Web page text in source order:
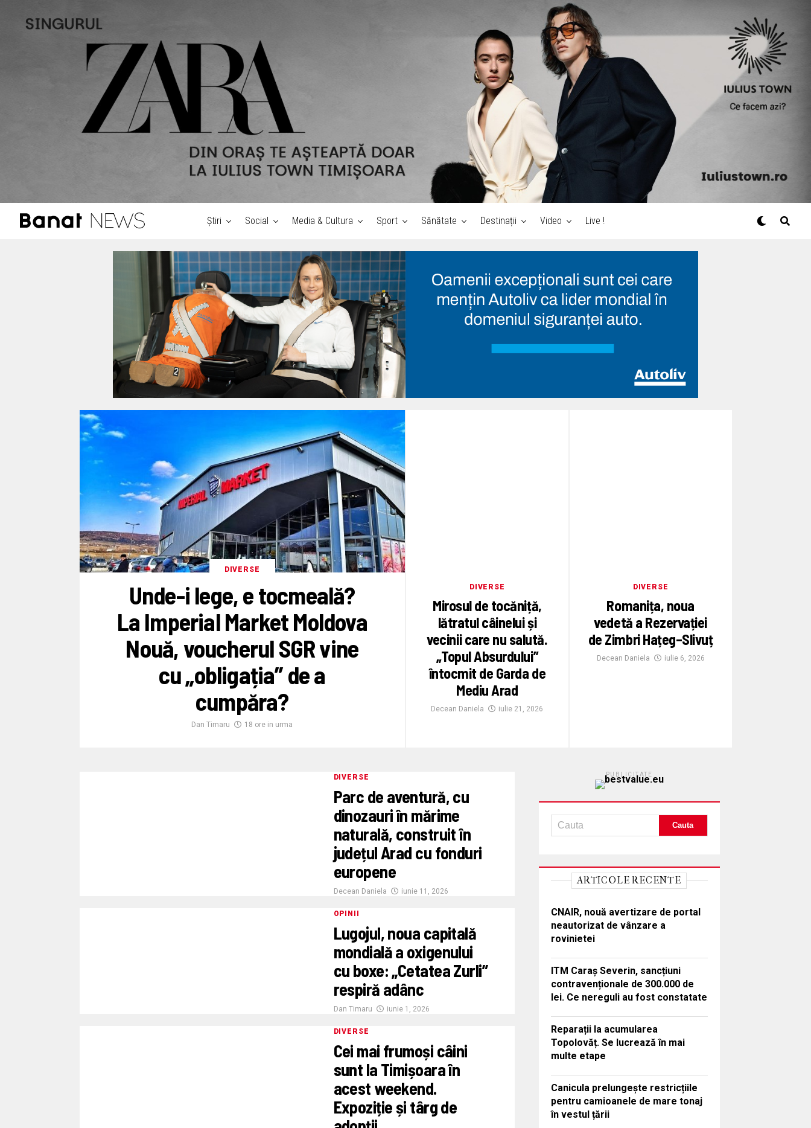
Știri Social Media & Cultura Sport Sănătate Destinații Video Live !
DIVERSE
Unde-i lege, e tocmeală?
La Imperial Market Moldova
Nouă, voucherul SGR vine
cu „obligația” de a
cumpăra?
Dan Timaru 18 ore in urma
DIVERSE
Mirosul de tocăniță,
lătratul câinelui și
vecinii care nu salută.
„Topul Absurdului”
întocmit de Garda de
Mediu Arad
Decean Daniela iulie 21, 2026
DIVERSE
Romanița, noua
vedetă a Rezervației
de Zimbri Hațeg–Slivuț
Decean Daniela iulie 6, 2026
DIVERSE
Parc de aventură, cu
dinozauri în mărime
naturală, construit în
județul Arad cu fonduri
europene
Decean Daniela iunie 11, 2026
OPINII
Lugojul, noua capitală
mondială a oxigenului
cu boxe: „Cetatea Zurli”
respiră adânc
Dan Timaru iunie 1, 2026
DIVERSE
Cei mai frumoși câini
sunt la Timișoara în
acest weekend.
Expoziție și târg de
PUBLICITATE
ARTICOLE RECENTE
CNAIR, nouă avertizare de portal
neautorizat de vânzare a
rovinietei
ITM Caraș Severin, sancțiuni
contravenționale de 300.000 de
lei. Ce nereguli au fost constatate
Reparații la acumularea
Topolovăț. Se lucrează în mai
multe etape
Canicula prelungește restricțiile
pentru camioanele de mare tonaj
în vestul țării